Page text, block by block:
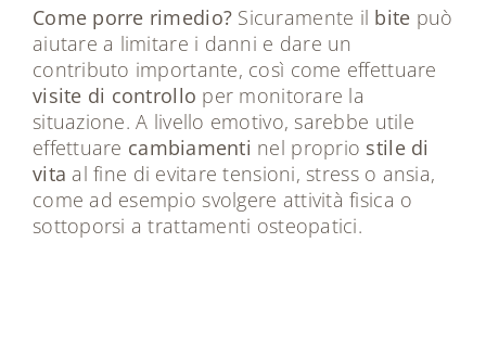
Come porre rimedio? Sicuramente il bite può
aiutare a limitare i danni e dare un
contributo importante, così come effettuare
visite di controllo per monitorare la
situazione. A livello emotivo, sarebbe utile
effettuare cambiamenti nel proprio stile di
vita al fine di evitare tensioni, stress o ansia,
come ad esempio svolgere attività fisica o
sottoporsi a trattamenti osteopatici.